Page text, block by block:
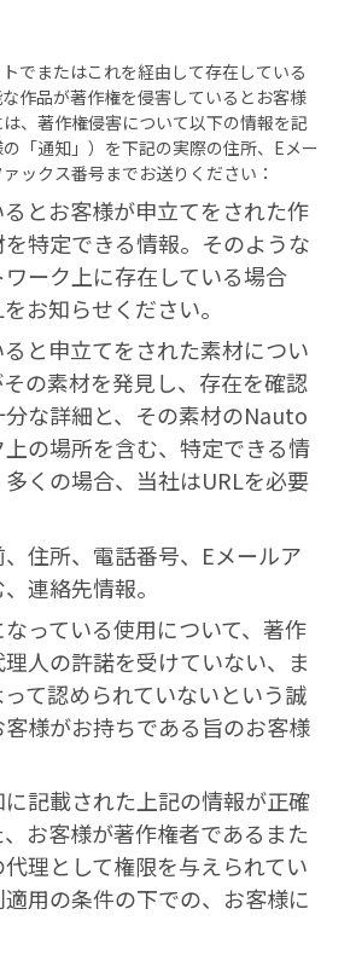
でまたはこれを経由して存在している
作品が著作権を侵害しているとお客様
、著作権侵害について以下の情報を記
「通知」）を下記の実際の住所、Eメー
ックス番号までお送りください：
とお客様が申立てをされた作
特定できる情報。そのような
ーク上に存在している場合
お知らせください。
と申立てをされた素材につい
の素材を発見し、存在を確認
な詳細と、その素材のNauto
の場所を含む、特定できる情
くの場合、当社はURLを必要
住所、電話番号、Eメールア
連絡先情報。
っている使用について、著作
人の許諾を受けていない、ま
て認められていないという誠
様がお持ちである旨のお客様
記載された上記の情報が正確
お客様が著作権者であるまた
理として権限を与えられてい
用の条件の下での、お客様に